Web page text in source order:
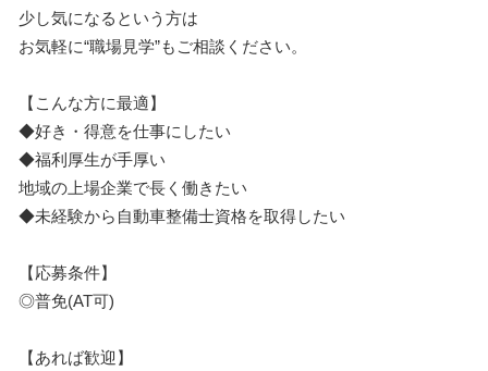
少し気になるという方は
お気軽に“職場見学”もご相談ください。
【こんな方に最適】
◆好き・得意を仕事にしたい
◆福利厚生が手厚い
地域の上場企業で長く働きたい
◆未経験から自動車整備士資格を取得したい
【応募条件】
◎普免(AT可)
【あれば歓迎】